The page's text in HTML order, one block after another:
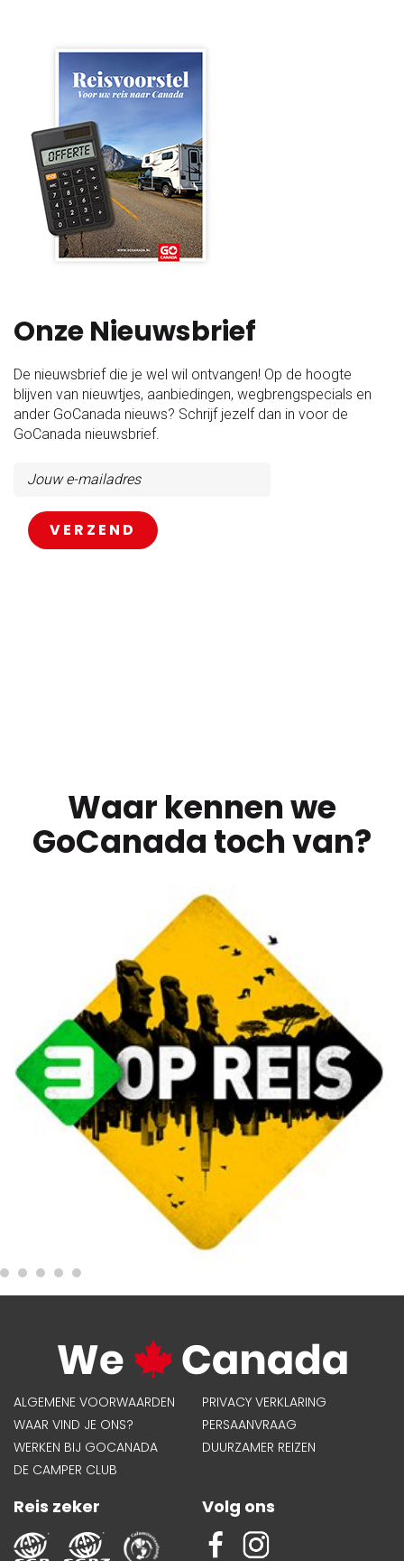
Onze Nieuwsbrief
De nieuwsbrief die je wel wil ontvangen! Op de hoogte
blijven van nieuwtjes, aanbiedingen, wegbrengspecials en
ander GoCanada nieuws? Schrijf jezelf dan in voor de
GoCanada nieuwsbrief.
Waar kennen we
GoCanada toch van?
ALGEMENE VOORWAARDEN
PRIVACY VERKLARING
WAAR VIND JE ONS?
PERSAANVRAAG
WERKEN BIJ GOCANADA
DUURZAMER REIZEN
DE CAMPER CLUB
Reis zeker Volg ons